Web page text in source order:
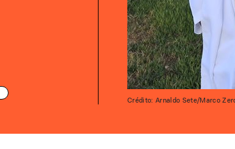
Crédito: Arnaldo Sete/Marco